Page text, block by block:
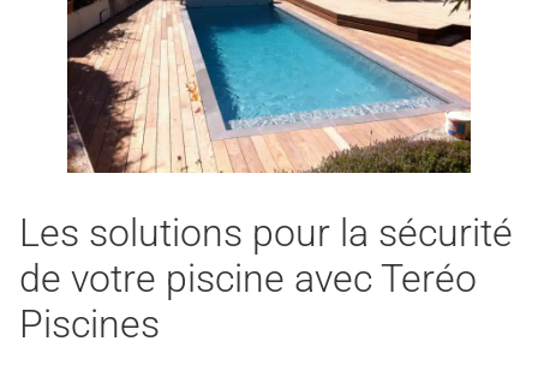
Les solutions pour la sécurité
de votre piscine avec Teréo
Piscines